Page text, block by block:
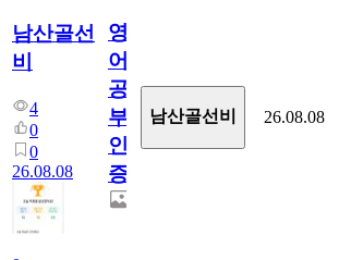
남산골선
비
4
0
0
26.08.08
영
어
공
부
인
증
남산골선비 26.08.08